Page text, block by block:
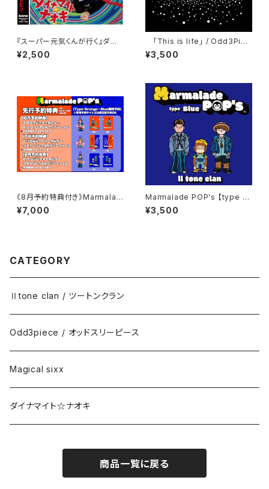
『スーパー元気くんが行く』ダイ
ナマイト☆ナオキ
¥2,500
「This is life」 / Odd3Piec
e
¥3,500
《8月予約特典付き》Marmalad
e POP's 【type Blue】【 type
Orange】 / Ⅱtone clan
¥7,000
Marmalade POP's 【type Bl
ue】 / Ⅱtone clan
¥3,500
CATEGORY
Ⅱtone clan / ツートンクラン
Odd3piece / オッドスリーピース
Magical sixx
ダイナマイト☆ナオキ
商品一覧に戻る